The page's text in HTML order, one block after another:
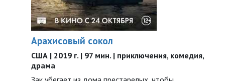
Арахисовый сокол
США | 2019 г. | 97 мин. | приключения, комедия,
драма